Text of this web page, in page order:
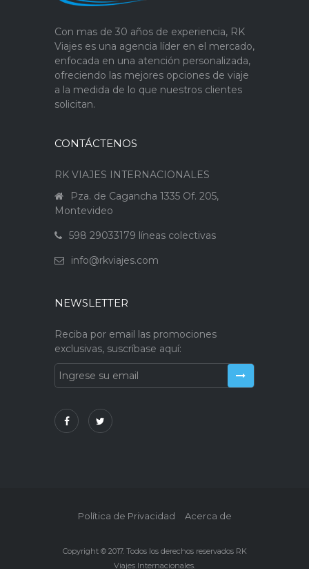
Con mas de 30 años de experiencia, RK
Viajes es una agencia líder en el mercado,
enfocada en una atención personalizada,
ofreciendo las mejores opciones de viaje
a la medida de lo que nuestros clientes
solicitan.
CONTÁCTENOS
RK VIAJES INTERNACIONALES
Pza. de Cagancha 1335 Of. 205,
Montevideo
598 29033179 líneas colectivas
info@rkviajes.com
NEWSLETTER
Reciba por email las promociones
exclusivas, suscríbase aquí:
Política de Privacidad Acerca de
Copyright © 2017. Todos los derechos reservados RK
Viajes Internacionales.